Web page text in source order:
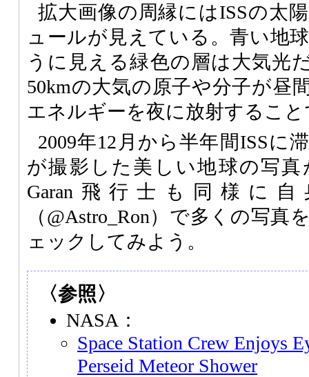
拡大画像の周縁にはISSの太
ュールが見えている。青い地
うに見える緑色の層は大気光
50kmの大気の原子や分子が昼
エネルギーを夜に放射するこ
2009年12月から半年間ISSに
が撮影した美しい地球の写
Garan飛行士も同様に
（@Astro_Ron）で多くの写
ェックしてみよう。
〈参照〉
NASA：
Space Station Crew Enjoys
Perseid Meteor Shower